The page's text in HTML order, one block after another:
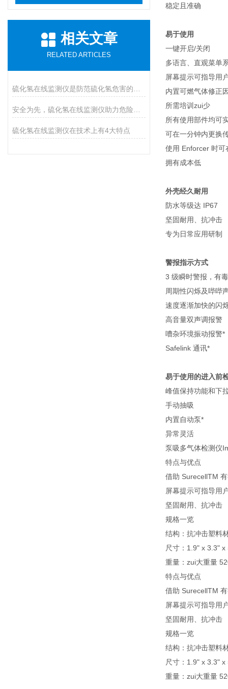
相关文章
RELATED ARTICLES
硫化氢在线监测仪在技术上有4大特点
稳定且准确
易于使用
一键开启/关闭
多语言、直观菜单
屏幕提示可指导用
内置可燃气体修正
所需培训zui少
所有使用部件均可
可在一分钟内更换
使用 Enforcer 时可
拥有成本低
外壳经久耐用
防水等级达 IP67
坚固耐用、抗冲击
专为日常应用研制
警报指示方式
3 级瞬时警报，有
周期性闪烁及哔哔
速度逐渐加快的闪
高音量双声调报警
嘈杂环境振动报警*
Safelink 通讯*
易于使用的进入前
峰值保持功能和下
手动抽吸
内置自动泵*
异常灵活
泵吸多气体检测仪
特点与优点
借助 SurecellTM
屏幕提示可指导用
坚固耐用、抗冲击
规格一览
结构：抗冲击塑料
尺寸：1.9" x 3.3"
重量：zui大重量
特点与优点
借助 SurecellTM
屏幕提示可指导用
坚固耐用、抗冲击
规格一览
结构：抗冲击塑料
尺寸：1.9" x 3.3"
重量：zui大重量